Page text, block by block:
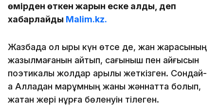
өмірден өткен жарын еске алды, деп
хабарлайды Malim.kz.
Жазбада ол қырық күн өтсе де, жан жарасының
жазылмағанын айтып, сағыныш пен қайғысын
поэтикалық жолдар арқылы жеткізген. Сондай-
ақ Алладан марқұмның жаны жәннатта болып,
жатқан жері нұрға бөленуін тілеген.